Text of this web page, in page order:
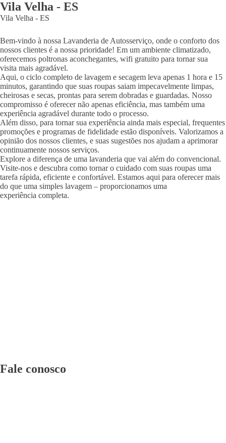
Vila Velha - ES
Vila Velha - ES
Bem-vindo à nossa Lavanderia de Autosserviço, onde o conforto dos
nossos clientes é a nossa prioridade! Em um ambiente climatizado,
oferecemos poltronas aconchegantes, wifi gratuito para tornar sua
visita mais agradável.
Aqui, o ciclo completo de lavagem e secagem leva apenas 1 hora e 15
minutos, garantindo que suas roupas saiam impecavelmente limpas,
cheirosas e secas, prontas para serem dobradas e guardadas. Nosso
compromisso é oferecer não apenas eficiência, mas também uma
experiência agradável durante todo o processo.
Além disso, para tornar sua experiência ainda mais especial, frequentes
promoções e programas de fidelidade estão disponíveis. Valorizamos a
opinião dos nossos clientes, e suas sugestões nos ajudam a aprimorar
continuamente nossos serviços.
Explore a diferença de uma lavanderia que vai além do convencional.
Visite-nos e descubra como tornar o cuidado com suas roupas uma
tarefa rápida, eficiente e confortável. Estamos aqui para oferecer mais
do que uma simples lavagem – proporcionamos uma
experiência completa.
Fale conosco